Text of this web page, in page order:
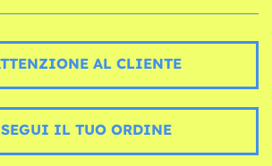
AL CLIENTE
SEGUI IL TUO ORDINE